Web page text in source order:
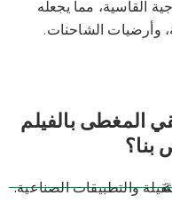
القاسية، مما يجعله
وأرضيات الشاحنات.
المغطى بالفيلم
بنا؟
والتطبيقات الصناعية.